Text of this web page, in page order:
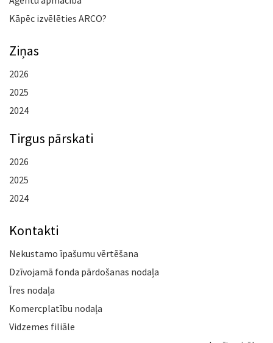
Kāpēc izvēlēties ARCO?
Ziņas
2026
2025
2024
Tirgus pārskati
2026
2025
2024
Kontakti
Nekustamo īpašumu vērtēšana
Dzīvojamā fonda pārdošanas nodaļa
Īres nodaļa
Komercplatību nodaļa
Vidzemes filiāle